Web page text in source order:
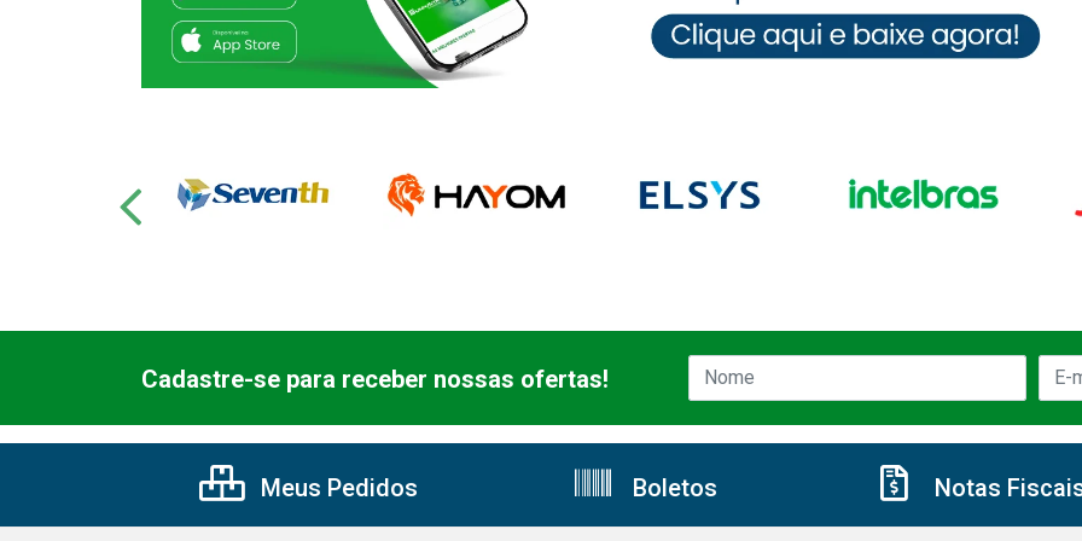
Cadastre-se para receber nossas ofertas!
Meus Pedidos Boletos Notas